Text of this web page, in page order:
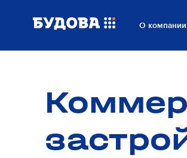
О компании